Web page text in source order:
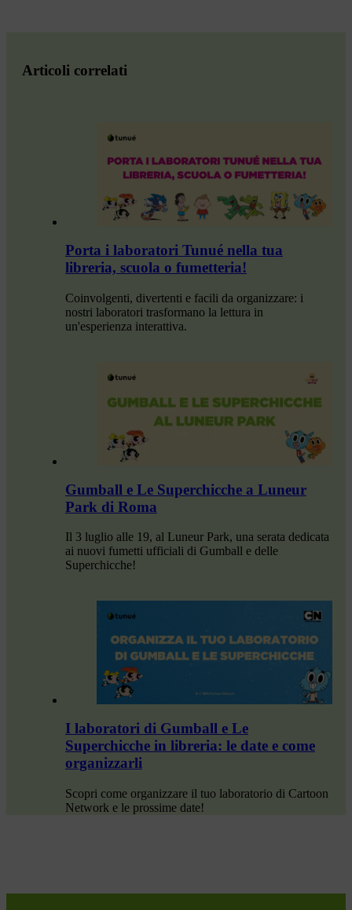
Articoli correlati
Porta i laboratori Tunué nella tua
libreria, scuola o fumetteria!
Coinvolgenti, divertenti e facili da organizzare: i
nostri laboratori trasformano la lettura in
un'esperienza interattiva.
Gumball e Le Superchicche a Luneur
Park di Roma
Il 3 luglio alle 19, al Luneur Park, una serata dedicata
ai nuovi fumetti ufficiali di Gumball e delle
Superchicche!
I laboratori di Gumball e Le
Superchicche in libreria: le date e come
organizzarli
Scopri come organizzare il tuo laboratorio di Cartoon
Network e le prossime date!